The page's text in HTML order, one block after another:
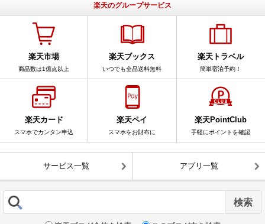
楽天のグループサービス
楽天市場
商品数は1億点以上
楽天ブックス
いつでも全品送料無料
楽天トラベル
簡単宿泊予約！
楽天カード
スマホでカンタン申込
楽天ペイ
スマホをお財布に
楽天PointClub
手軽にポイントを確認
サービス一覧 アプリ一覧